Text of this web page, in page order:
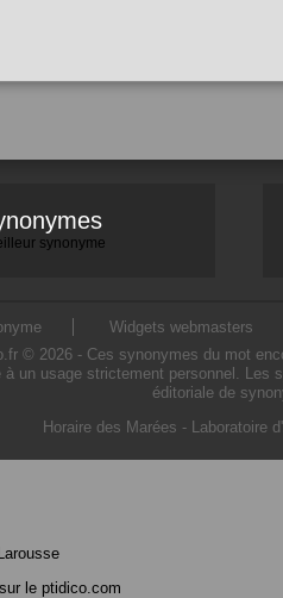
synonyme
Widgets webmasters
© 2026 - Ces synonymes du mot
un usage strictement personnel.
éditoriale de
Horaire des Marées - Laboratoire
sur le ptidico.com